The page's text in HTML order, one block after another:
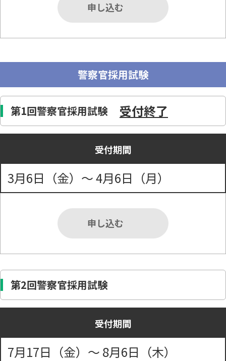
申し込む
警察官採用試験
第1回警察官採用試験 受付終了
受付期間
3月6日（金）～ 4月6日（月）
申し込む
第2回警察官採用試験
受付期間
7月17日（金）～ 8月6日（木）